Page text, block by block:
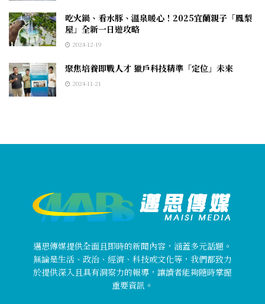
吃火鍋、看水豚、溫泉暖心！2025宜蘭親子「鳳梨
屋」全新一日遊攻略
2024-12-19
聚焦培養即戰人才 獵戶科技精準「定位」未來
2024-11-21
邁思傳媒提供全面且即時的新聞內容，涵蓋多元話題。
無論是生活、政治、經濟、科技或文化等，我們都致力
於提供深入且具有洞察力的報導，讓讀者能夠隨時掌握
重要資訊。